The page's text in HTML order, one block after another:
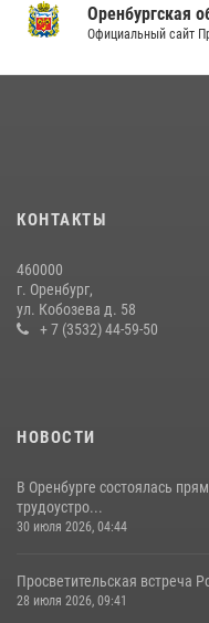
14 июля 2026, 10:43
16 июля 2026, 10:15
проведён рейд по
23 июля 2026, 10:47
Оренбургская
Официальный сайт
КОНТАКТЫ
460000
г. Оренбург,
ул. Кобозева д. 58
+ 7 (3532) 44-59-50
НОВОСТИ
В Оренбурге состоялась
трудоустро...
30 июля 2026, 04:44
Просветительская встреча
28 июля 2026, 09:41